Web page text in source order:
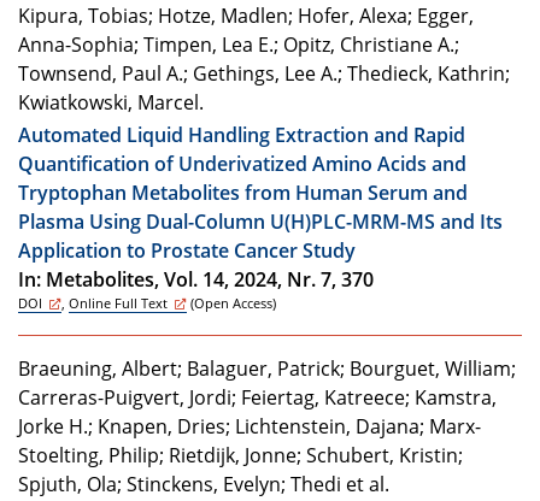
Kipura, Tobias; Hotze, Madlen; Hofer, Alexa; Egger,
Anna-Sophia; Timpen, Lea E.; Opitz, Christiane A.;
Townsend, Paul A.; Gethings, Lee A.; Thedieck, Kathrin;
Kwiatkowski, Marcel.
Automated Liquid Handling Extraction and Rapid
Quantification of Underivatized Amino Acids and
Tryptophan Metabolites from Human Serum and
Plasma Using Dual-Column U(H)PLC-MRM-MS and Its
Application to Prostate Cancer Study
In: Metabolites, Vol. 14, 2024, Nr. 7, 370
DOI Online Full Text (Open Access)
Braeuning, Albert; Balaguer, Patrick; Bourguet, William;
Carreras-Puigvert, Jordi; Feiertag, Katreece; Kamstra,
Jorke H.; Knapen, Dries; Lichtenstein, Dajana; Marx-
Stoelting, Philip; Rietdijk, Jonne; Schubert, Kristin;
Spjuth, Ola; Stinckens, Evelyn; Thedi et al.